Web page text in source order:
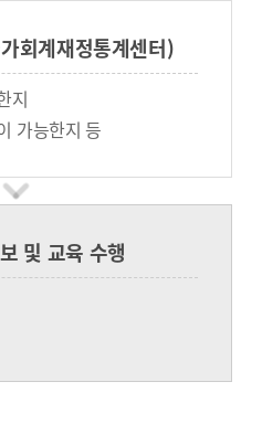
회계재정통계센터)
지
가능한지 등
및 교육 수행